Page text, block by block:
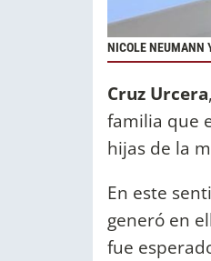
NICOLE NEUMANN
Cruz Urcera
familia que
hijas de la
En este
generó en
fue